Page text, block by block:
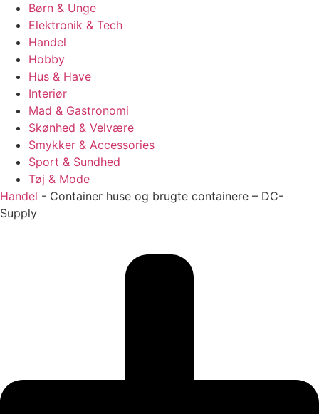
Børn & Unge
Elektronik & Tech
Handel
Hobby
Hus & Have
Interiør
Mad & Gastronomi
Skønhed & Velvære
Smykker & Accessories
Sport & Sundhed
Tøj & Mode
Handel - Container huse og brugte containere – DC-
Supply